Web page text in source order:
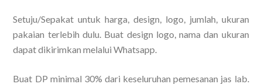
Setuju/Sepakat untuk harga, design, logo, jumlah, ukuran
pakaian terlebih dulu. Buat design logo, nama dan ukuran
dapat dikirimkan melalui Whatsapp.
Buat DP minimal 30% dari keseluruhan pemesanan jas lab.